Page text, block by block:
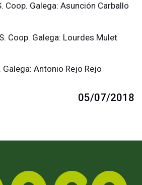
Coop. Galega: Asunción Carballo
Coop. Galega: Lourdes Mulet
Galega: Antonio Rejo Rejo
05/07/2018